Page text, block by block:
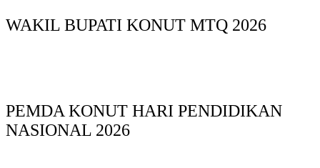
WAKIL BUPATI KONUT MTQ 2026
PEMDA KONUT HARI PENDIDIKAN
NASIONAL 2026